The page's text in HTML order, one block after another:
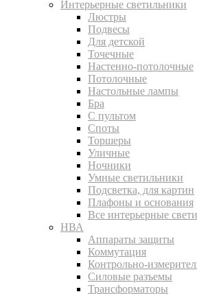
Интерьерные светильники
Люстры
Подвесы
Для детской
Точечные
Настенно-потолочные
Потолочные
Настольные лампы
Бра
С пультом
Споты
Торшеры
Уличные
Ночники
Умные светильники
Подсветка, для картин
Плафоны и основания
Все интерьерные
НВА
Аппараты защиты
Коммутация
Контрольно-
Силовые разъемы
Трансформаторы